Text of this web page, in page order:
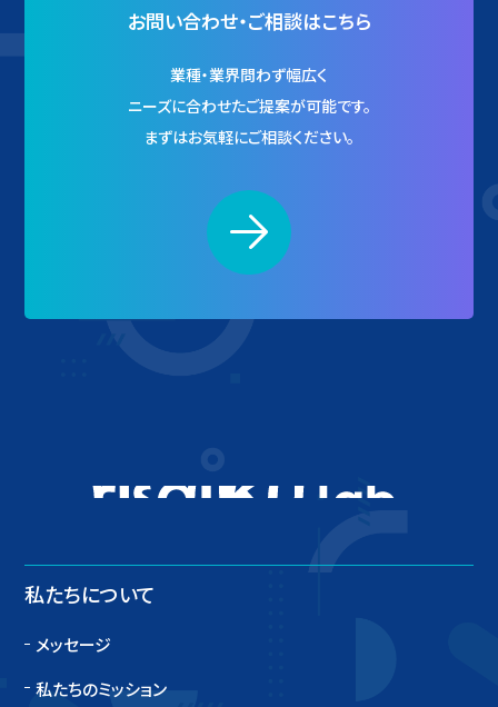
お問い合わせ・ご相談はこちら
業種・業界問わず幅広く
ニーズに合わせたご提案が可能です。
まずはお気軽にご相談ください。
私たちについて
メッセージ
私たちのミッション